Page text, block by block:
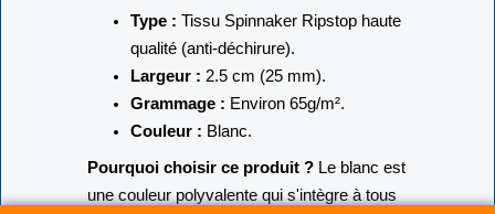
Type : Tissu Spinnaker Ripstop haute
qualité (anti-déchirure).
Largeur : 2.5 cm (25 mm).
Grammage : Environ 65g/m².
Couleur : Blanc.
Pourquoi choisir ce produit ? Le blanc est
une couleur polyvalente qui s'intègre à tous